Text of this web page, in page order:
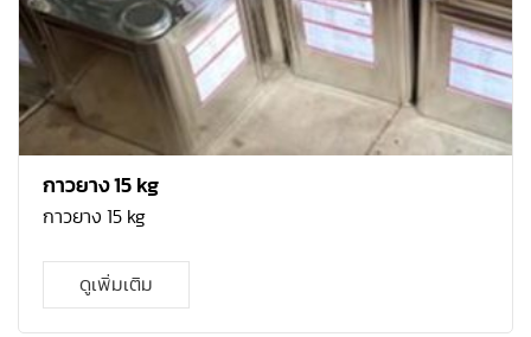
กาวยาง 15 kg
กาวยาง 15 kg
ดูเพิ่มเติม